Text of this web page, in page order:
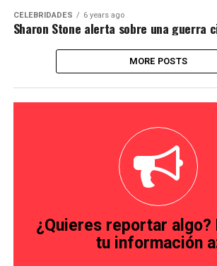
CELEBRIDADES 6 years ago
Sharon Stone alerta sobre una guerra
MORE POSTS
¿Quieres reportar algo?
tu información